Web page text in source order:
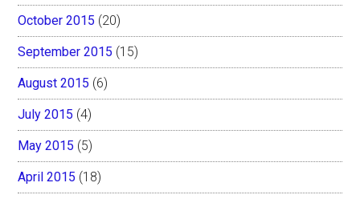
October 2015 (20)
September 2015 (15)
August 2015 (6)
July 2015 (4)
May 2015 (5)
April 2015 (18)